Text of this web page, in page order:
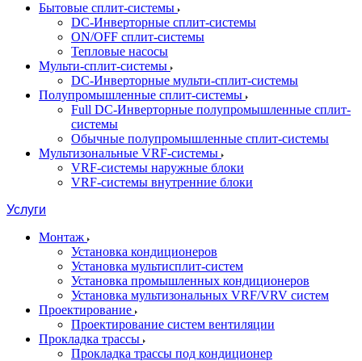
Бытовые сплит-системы
DC-Инверторные сплит-системы
ON/OFF сплит-системы
Тепловые насосы
Мульти-сплит-системы
DC-Инверторные мульти-сплит-системы
Полупромышленные сплит-системы
Full DC-Инверторные полупромышленные сплит-
системы
Обычные полупромышленные сплит-системы
Мультизональные VRF-системы
VRF-системы наружные блоки
VRF-системы внутренние блоки
Услуги
Монтаж
Установка кондиционеров
Установка мультисплит-систем
Установка промышленных кондиционеров
Установка мультизональных VRF/VRV систем
Проектирование
Проектирование систем вентиляции
Прокладка трассы
Прокладка трассы под кондиционер